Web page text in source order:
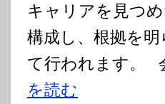
キャリアを見つ
構成し、根拠を
て行われます。
を読む